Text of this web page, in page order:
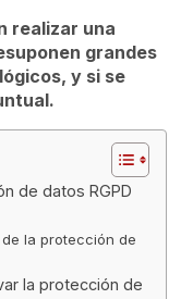
realizar una
grandes
y si se
de datos RGPD
la protección de
la protección de